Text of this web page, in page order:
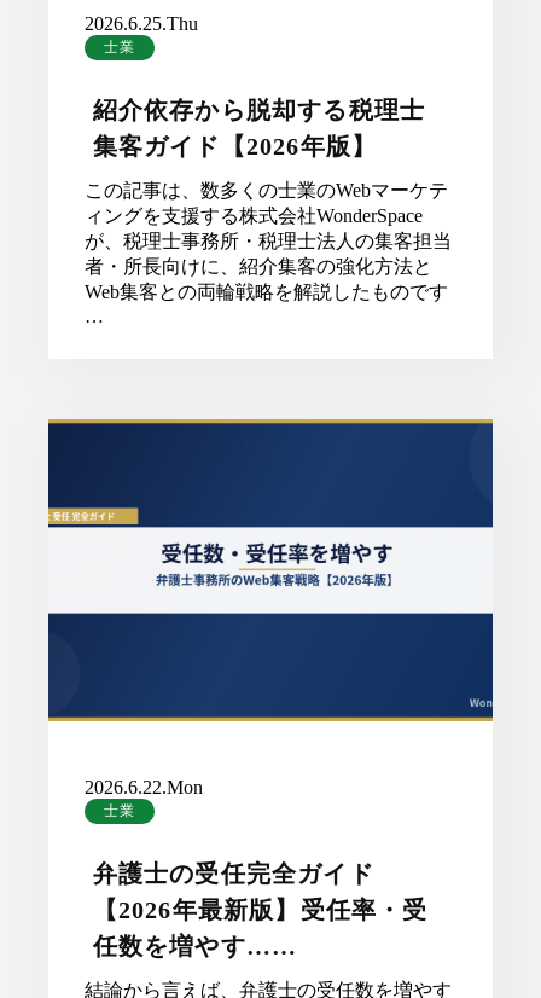
2026.6.25.Thu
士業
紹介依存から脱却する税理士
集客ガイド【2026年版】
この記事は、数多くの士業のWebマーケテ
ィングを支援する株式会社WonderSpace
が、税理士事務所・税理士法人の集客担当
者・所長向けに、紹介集客の強化方法と
Web集客との両輪戦略を解説したものです
…
2026.6.22.Mon
士業
弁護士の受任完全ガイド
【2026年最新版】受任率・受
任数を増やす……
結論から言えば、弁護士の受任数を増やす